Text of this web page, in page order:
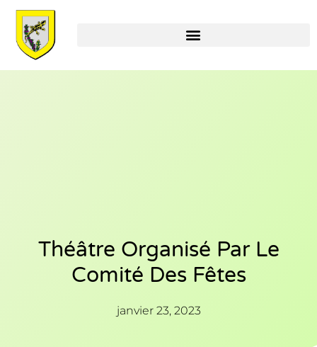
Théâtre Organisé Par Le
Comité Des Fêtes
janvier 23, 2023